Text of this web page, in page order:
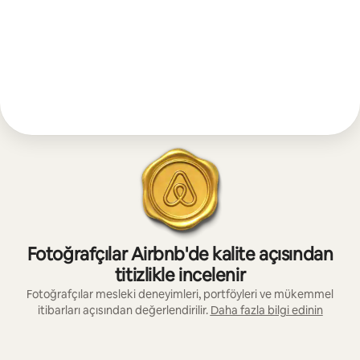
Fotoğrafçılar Airbnb'de kalite açısından
titizlikle incelenir
Fotoğrafçılar mesleki deneyimleri, portföyleri ve mükemmel
itibarları açısından değerlendirilir. Daha fazla bilgi edinin